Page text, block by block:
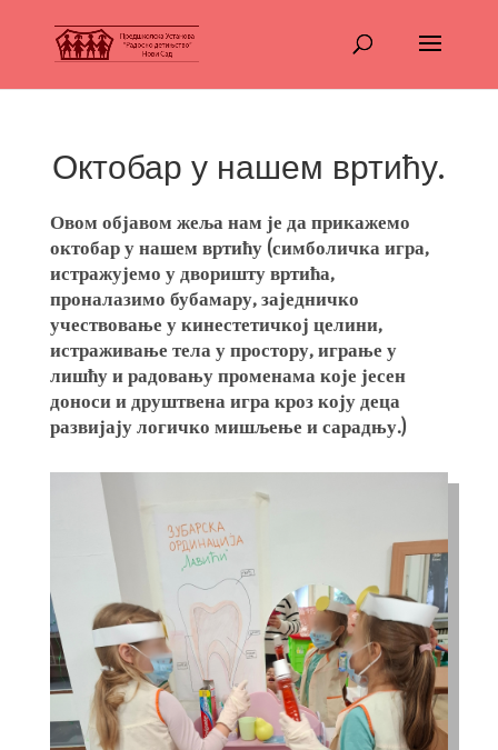
Октобар у нашем вртићу.
Овом објавом жеља нам је да прикажемо
октобар у нашем вртићу (симболичка игра,
истражујемо у дворишту вртића,
проналазимо бубамару, заједничко
учествовање у кинестетичкој целини,
истраживање тела у простору, играње у
лишћу и радовању променама које јесен
доноси и друштвена игра кроз коју деца
развијају логичко мишљење и сарадњу.)